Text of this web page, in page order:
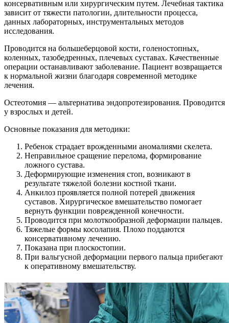
консервативным или хирургическим путем. Лечебная тактика
зависит от тяжести патологии, длительности процесса,
данных лабораторных, инструментальных методов
исследования.
Проводится на большеберцовой кости, голеностопных,
коленных, тазобедренных, плечевых суставах. Качественные
операции останавливают заболевание. Пациент возвращается
к нормальной жизни благодаря современной методике
лечения.
Остеотомия — альтернатива эндопротезирования. Проводится
у взрослых и детей.
Основные показания для методики:
Ребенок страдает врожденными аномалиями скелета.
Неправильное сращение перелома, формирование
ложного сустава.
Деформирующие изменения стоп, возникают в
результате тяжелой болезни костной ткани.
Анкилоз проявляется полной потерей движения
суставов. Хирургическое вмешательство помогает
вернуть функции поврежденной конечности.
Проводится при молоткообразной деформации пальцев.
Тяжелые формы косолапия. Плохо поддаются
консервативному лечению.
Показана при плоскостопии.
При вальгусной деформации первого пальца прибегают
к оперативному вмешательству.